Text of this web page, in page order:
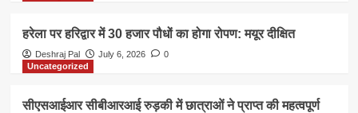
हरेला पर हरिद्वार में 30 हजार पौधों का होगा रोपण: मयूर दीक्षित
Deshraj Pal July 6, 2026
0
Uncategorized
सीएसआईआर सीबीआरआई रुड़की में छात्राओं ने प्राप्त की महत्वपूर्ण